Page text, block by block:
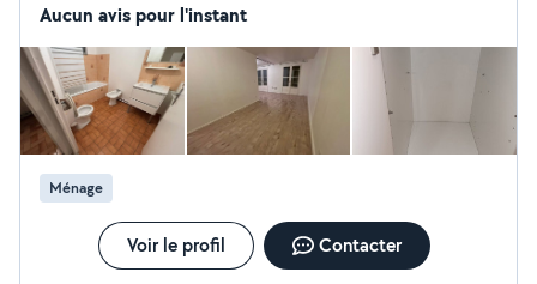
Aucun avis pour l'instant
Ménage
Voir le profil Contacter